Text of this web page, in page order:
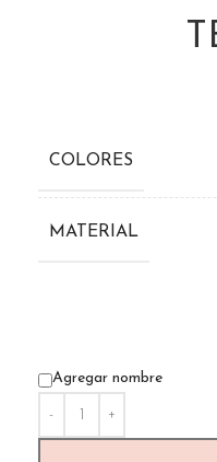
COLORES
MATERIAL
Agregar nombre